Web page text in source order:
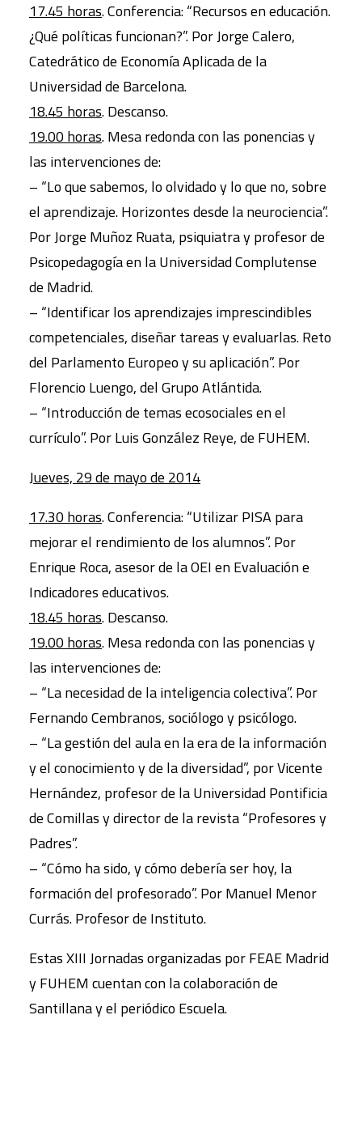
17.45 horas. Conferencia: “Recursos en educación.
¿Qué políticas funcionan?”. Por Jorge Calero,
Catedrático de Economía Aplicada de la
Universidad de Barcelona.
18.45 horas. Descanso.
19.00 horas. Mesa redonda con las ponencias y
las intervenciones de:
– “Lo que sabemos, lo olvidado y lo que no, sobre
el aprendizaje. Horizontes desde la neurociencia”.
Por Jorge Muñoz Ruata, psiquiatra y profesor de
Psicopedagogía en la Universidad Complutense
de Madrid.
– “Identificar los aprendizajes imprescindibles
competenciales, diseñar tareas y evaluarlas. Reto
del Parlamento Europeo y su aplicación”. Por
Florencio Luengo, del Grupo Atlántida.
– “Introducción de temas ecosociales en el
currículo”. Por Luis González Reye, de FUHEM.
Jueves, 29 de mayo de 2014
17.30 horas. Conferencia: “Utilizar PISA para
mejorar el rendimiento de los alumnos”. Por
Enrique Roca, asesor de la OEI en Evaluación e
Indicadores educativos.
18.45 horas. Descanso.
19.00 horas. Mesa redonda con las ponencias y
las intervenciones de:
– “La necesidad de la inteligencia colectiva”. Por
Fernando Cembranos, sociólogo y psicólogo.
– “La gestión del aula en la era de la información
y el conocimiento y de la diversidad”, por Vicente
Hernández, profesor de la Universidad Pontificia
de Comillas y director de la revista “Profesores y
Padres”.
– “Cómo ha sido, y cómo debería ser hoy, la
formación del profesorado”. Por Manuel Menor
Currás. Profesor de Instituto.
Estas XIII Jornadas organizadas por FEAE Madrid
y FUHEM cuentan con la colaboración de
Santillana y el periódico Escuela.